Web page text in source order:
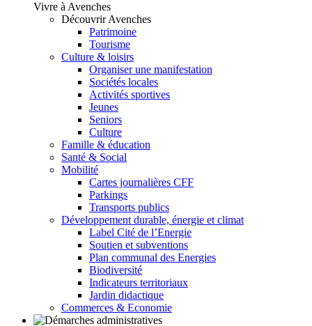
Vivre à Avenches
Découvrir Avenches
Patrimoine
Tourisme
Culture & loisirs
Organiser une manifestation
Sociétés locales
Activités sportives
Jeunes
Seniors
Culture
Famille & éducation
Santé & Social
Mobilité
Cartes journalières CFF
Parkings
Transports publics
Développement durable, énergie et climat
Label Cité de l’Energie
Soutien et subventions
Plan communal des Energies
Biodiversité
Indicateurs territoriaux
Jardin didactique
Commerces & Economie